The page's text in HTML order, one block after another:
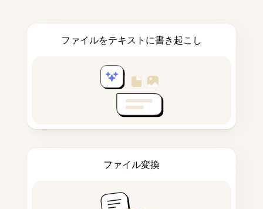
ファイルをテキストに書き起こし
ファイル変換